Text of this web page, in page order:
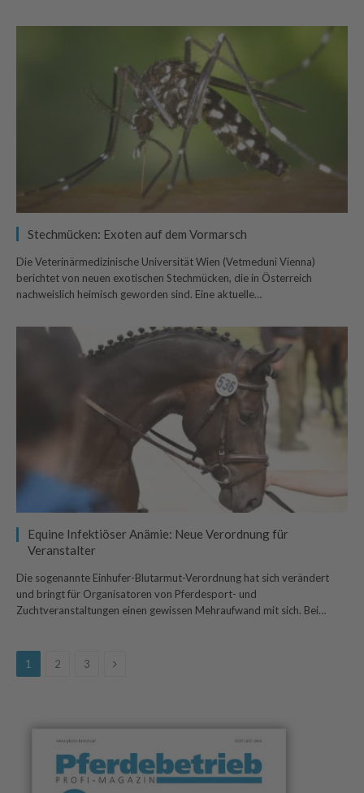
Stechmücken: Exoten auf dem Vormarsch
Die Veterinärmedizinische Universität Wien (Vetmeduni Vienna)
berichtet von neuen exotischen Stechmücken, die in Österreich
nachweislich heimisch geworden sind. Eine aktuelle…
Equine Infektiöser Anämie: Neue Verordnung für
Veranstalter
Die sogenannte Einhufer-Blutarmut-Verordnung hat sich verändert
und bringt für Organisatoren von Pferdesport- und
Zuchtveranstaltungen einen gewissen Mehraufwand mit sich. Bei…
1 2 3 Next